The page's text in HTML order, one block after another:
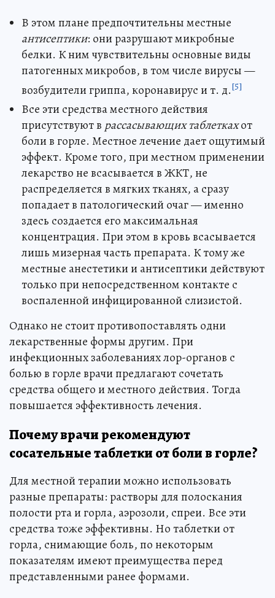
В этом плане предпочтительны местные
антисептики: они разрушают микробные
белки. К ним чувствительны основные виды
патогенных микробов, в том числе вирусы —
возбудители гриппа, коронавирус и т. д.[5]
Все эти средства местного действия
присутствуют в рассасывающих таблеткахот
боли в горле. Местное лечение дает ощутимый
эффект. Кроме того, при местном применении
лекарство не всасывается в ЖКТ, не
распределяется в мягких тканях, а сразу
попадает в патологический очаг — именно
здесь создается его максимальная
концентрация. При этом в кровь всасывается
лишь мизерная часть препарата. К тому же
местные анестетики и антисептики действуют
только при непосредственном контакте с
воспаленной инфицированной слизистой.
Однако не стоит противопоставлять одни
лекарственные формы другим. При
инфекционных заболеваниях лор-органов с
болью в горле врачи предлагают сочетать
средства общего и местного действия. Тогда
повышается эффективность лечения.
Почему врачи рекомендуют
сосательные таблетки от боли в горле?
Для местной терапии можно использовать
разные препараты: растворы для полоскания
полости рта и горла, аэрозоли, спреи. Все эти
средства тоже эффективны. Но таблетки от
горла, снимающие боль, по некоторым
показателям имеют преимущества перед
представленными ранее формами.